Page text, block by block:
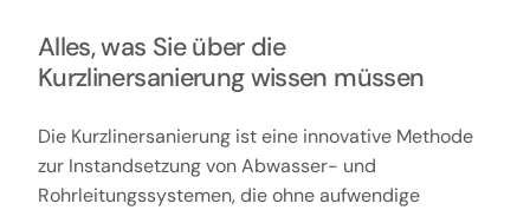
Alles, was Sie über die
Kurzlinersanierung wissen müssen
Die Kurzlinersanierung ist eine innovative Methode
zur Instandsetzung von Abwasser- und
Rohrleitungssystemen, die ohne aufwendige